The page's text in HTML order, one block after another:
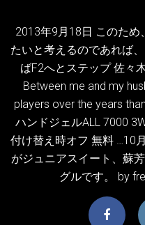
2013年9月18日 このため
たいと考えるのであれば
ばF2へとステップ 佐々
Between me and my
players over the years
ハンドジェルALL 7000
付け替え時オフ 無料 …10
がジュニアスイート、蘇
グルです。 by